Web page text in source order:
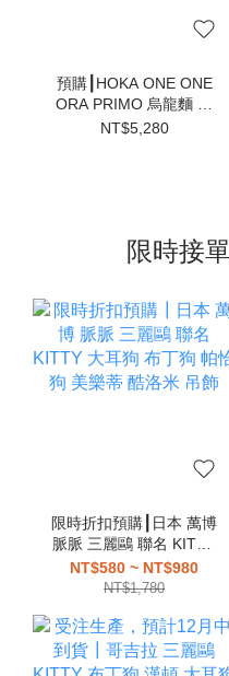
預購┃HOKA ONE ONE
ORA PRIMO 烏龍麵 毛
毛蟲 恢復鞋 懶人鞋 拖鞋
NT$5,280
限時接
限時折扣預購┃日本 萬博
脈脈 三麗鷗 聯名 KITTY
大耳狗 布丁狗 帕恰狗 美
樂蒂 酷洛米 吊飾
NT$580 ~ NT$980
NT$1,780